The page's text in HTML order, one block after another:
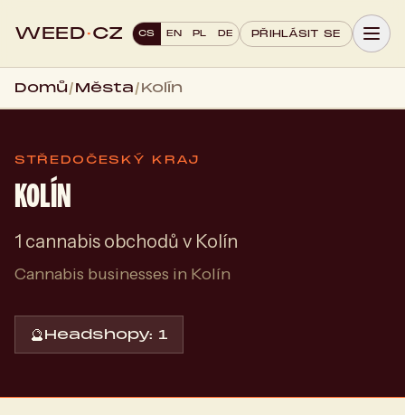
WEED·CZ CS EN PL DE PŘIHLÁSIT SE
Domů/Města/Kolín
STŘEDOČESKÝ KRAJ
KOLÍN
1 cannabis obchodů v Kolín
Cannabis businesses in Kolín
🔮Headshopy: 1